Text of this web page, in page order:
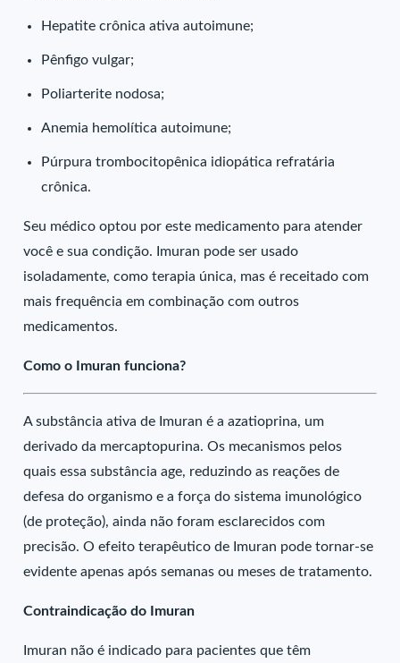
Hepatite crônica ativa autoimune;
Pênfigo vulgar;
Poliarterite nodosa;
Anemia hemolítica autoimune;
Púrpura trombocitopênica idiopática refratária
crônica.
Seu médico optou por este medicamento para atender
você e sua condição. Imuran pode ser usado
isoladamente, como terapia única, mas é receitado com
mais frequência em combinação com outros
medicamentos.
Como o Imuran funciona?
A substância ativa de Imuran é a azatioprina, um
derivado da mercaptopurina. Os mecanismos pelos
quais essa substância age, reduzindo as reações de
defesa do organismo e a força do sistema imunológico
(de proteção), ainda não foram esclarecidos com
precisão. O efeito terapêutico de Imuran pode tornar-se
evidente apenas após semanas ou meses de tratamento.
Contraindicação do Imuran
Imuran não é indicado para pacientes que têm